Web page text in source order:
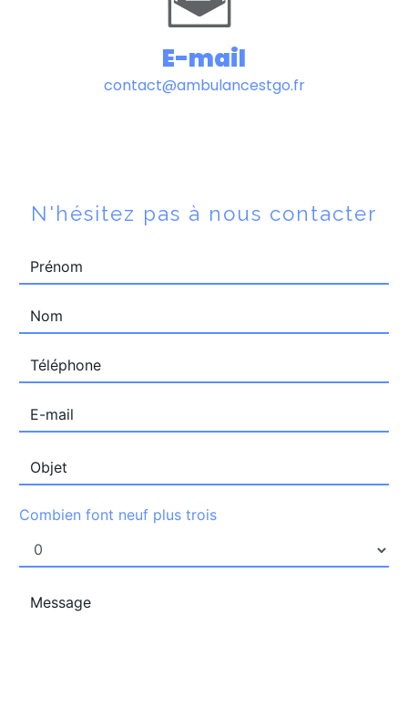
E-mail
contact@ambulancestgo.fr
N'hésitez pas à nous contacter
Combien font neuf plus trois